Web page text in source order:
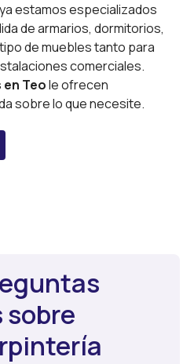
estamos especializados
de armarios, dormitorios,
de muebles tanto para
comerciales.
Teole ofrecen
sobre lo que necesite.
toda el área de Santiago,
lugar, también nos